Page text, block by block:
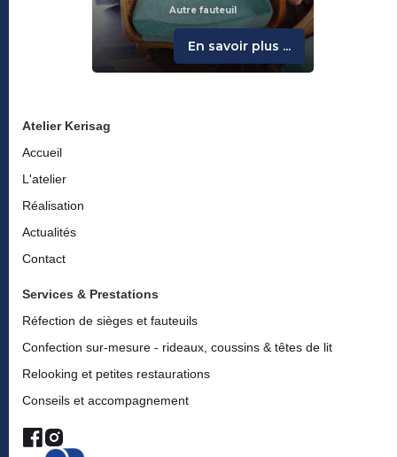
Autre fauteuil
En savoir plus ...
Atelier Kerisag
Accueil
L'atelier
Réalisation
Actualités
Contact
Services & Prestations
Réfection de sièges et fauteuils
Confection sur-mesure - rideaux, coussins & têtes de lit
Relooking et petites restaurations
Conseils et accompagnement